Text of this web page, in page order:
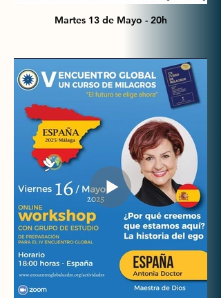
Martes 13 de Mayo - 20h